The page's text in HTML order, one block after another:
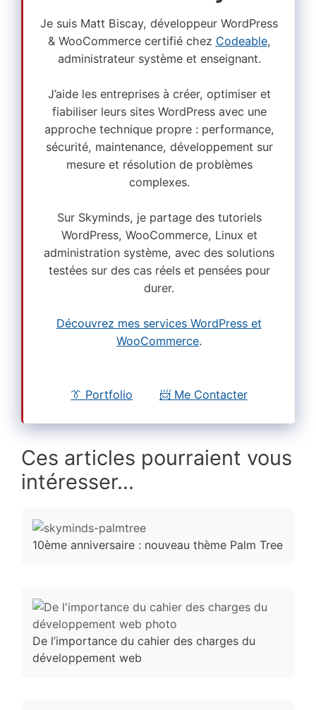
Je suis Matt Biscay, développeur WordPress
& WooCommerce certifié chez Codeable,
administrateur système et enseignant.
J’aide les entreprises à créer, optimiser et
fiabiliser leurs sites WordPress avec une
approche technique propre : performance,
sécurité, maintenance, développement sur
mesure et résolution de problèmes
complexes.
Sur Skyminds, je partage des tutoriels
WordPress, WooCommerce, Linux et
administration système, avec des solutions
testées sur des cas réels et pensées pour
durer.
Découvrez mes services WordPress et
WooCommerce.
👔 Portfolio 📨 Me Contacter
Ces articles pourraient vous
intéresser...
10ème anniversaire : nouveau thème Palm Tree
De l’importance du cahier des charges du
développement web